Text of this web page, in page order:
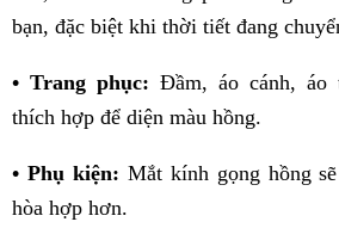
bạn, đặc biệt khi thời tiết đang
• Trang phục: Đầm, áo cánh, áo
thích hợp để diện màu hồng.
• Phụ kiện: Mắt kính gọng hồng
hòa hợp hơn.